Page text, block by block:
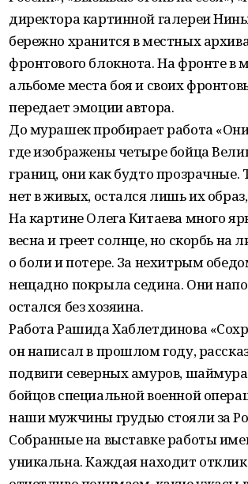
директора картинной галереи
бережно хранится в местных
фронтового блокнота. На фронте
альбоме места боя и своих
передает эмоции автора.
До мурашек пробирает работа
где изображены четыре бойца
границ, они как будто
нет в живых, остался лишь их
На картине Олега Китаева много
весна и греет солнце, но скорбь
о боли и потере. За нехитрым
нещадно покрыла седина. Они
остался без хозяина.
Работа Рашида Хаблетдинова
он написал в прошлом году,
подвиги северных амуров,
бойцов специальной военной
наши мужчины грудью стояли за
Собранные на выставке работы
уникальна. Каждая находит отклик